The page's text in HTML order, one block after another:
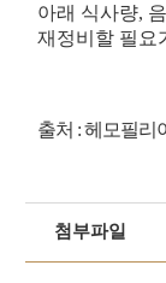
아래 식사량,
재정비할 필요
출처 : 헤모필리
첨부파일